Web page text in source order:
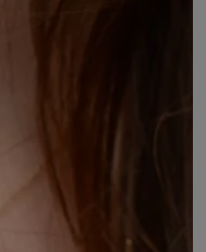
des
agrément par le
générales